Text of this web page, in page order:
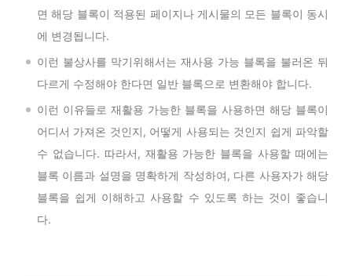
면 해당 블록이 적용된 페이지나 게시물의 모든 블록이 동시
에 변경됩니다.
이런 불상사를 막기위해서는 재사용 가능 블록을 불러온 뒤
다르게 수정해야 한다면 일반 블록으로 변환해야 합니다.
이런 이유들로 재활용 가능한 블록을 사용하면 해당 블록이
어디서 가져온 것인지, 어떻게 사용되는 것인지 쉽게 파악할
수 없습니다. 따라서, 재활용 가능한 블록을 사용할 때에는
블록 이름과 설명을 명확하게 작성하여, 다른 사용자가 해당
블록을 쉽게 이해하고 사용할 수 있도록 하는 것이 좋습니
다.